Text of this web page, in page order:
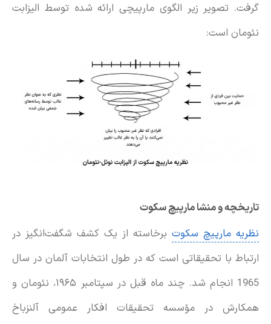
گرفت. تصویر زیر الگوی مارپیچی ارائه شده توسط الیزابت
نئومان است:
تاریخچه و منشا مارپیچ سکوت
نظریه مارپیچ سکوت برخاسته از یک کشف شگفت‌انگیز در
ارتباط با تحقیقاتی است که در طول انتخابات آلمان در سال
1965 انجام شد. چند ماه قبل در سپتامبر ۱۹۶۵، نئومان و
همکارش در مؤسسه تحقیقات افکار عمومی آلنزباخ